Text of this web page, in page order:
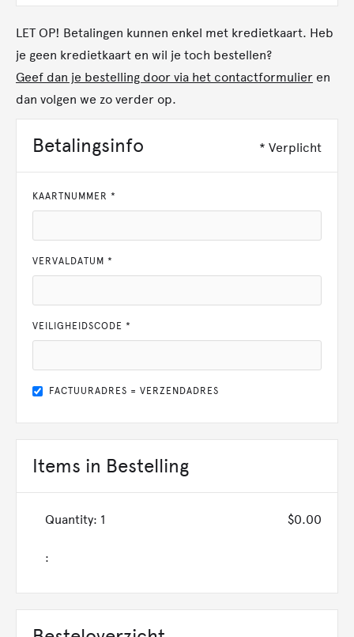
LET OP! Betalingen kunnen enkel met kredietkaart. Heb
je geen kredietkaart en wil je toch bestellen?
Geef dan je bestelling door via het contactformulier en
dan volgen we zo verder op.
Betalingsinfo * Verplicht
KAARTNUMMER *
VERVALDATUM *
VEILIGHEIDSCODE *
FACTUURADRES = VERZENDADRES
Items in Bestelling
1
:
$0.00